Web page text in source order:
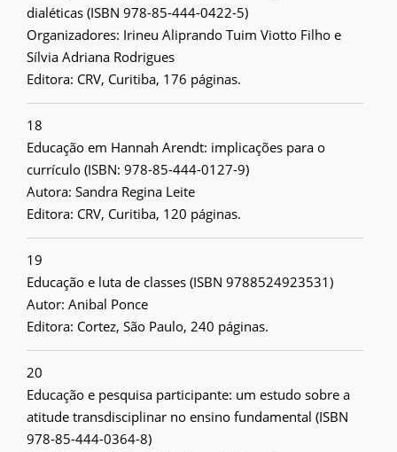
dialéticas (ISBN 978-85-444-0422-5)
Organizadores: Irineu Aliprando Tuim Viotto Filho e
Sílvia Adriana Rodrigues
Editora: CRV, Curitiba, 176 páginas.
18
Educação em Hannah Arendt: implicações para o
currículo (ISBN: 978-85-444-0127-9)
Autora: Sandra Regina Leite
Editora: CRV, Curitiba, 120 páginas.
19
Educação e luta de classes (ISBN 9788524923531)
Autor: Anibal Ponce
Editora: Cortez, São Paulo, 240 páginas.
20
Educação e pesquisa participante: um estudo sobre a
atitude transdisciplinar no ensino fundamental (ISBN
978-85-444-0364-8)